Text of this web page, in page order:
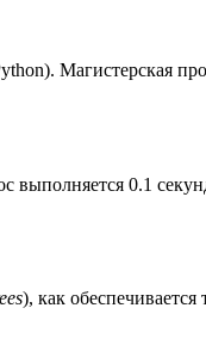
Магистерская
0.1
), как обеспечивается